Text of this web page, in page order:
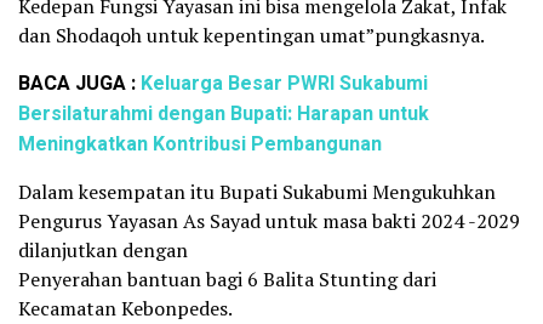
Kedepan Fungsi Yayasan ini bisa mengelola Zakat, Infak
dan Shodaqoh untuk kepentingan umat”pungkasnya.
BACA JUGA : Keluarga Besar PWRI Sukabumi
Bersilaturahmi dengan Bupati: Harapan untuk
Meningkatkan Kontribusi Pembangunan
Dalam kesempatan itu Bupati Sukabumi Mengukuhkan
Pengurus Yayasan As Sayad untuk masa bakti 2024 -2029
dilanjutkan dengan
Penyerahan bantuan bagi 6 Balita Stunting dari
Kecamatan Kebonpedes.